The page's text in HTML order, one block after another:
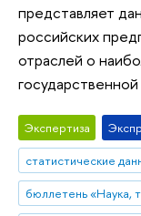
представляет
российских
отраслей о
Экспертиза
статистические